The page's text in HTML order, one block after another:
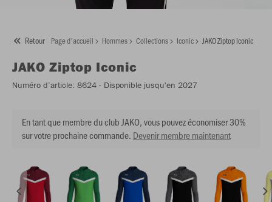
Retour Page d'accueil Hommes Collections Iconic JAKO Ziptop Iconic
JAKO Ziptop Iconic
Numéro d’article: 8624 - Disponible jusqu'en 2027
En tant que membre du club JAKO, vous pouvez économiser 30%
sur votre prochaine commande. Devenir membre maintenant